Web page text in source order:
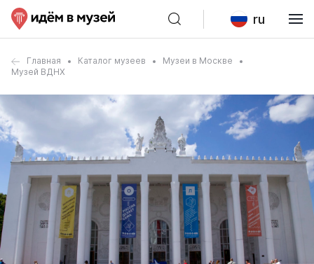
ru
Главная Каталог музеев
Музеи в Москве
Музей ВДНХ